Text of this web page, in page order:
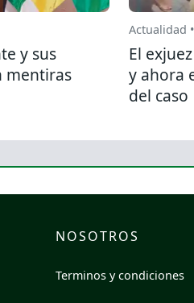
y sus
mentiras
Actualidad
El
y ahora
del caso
NOSOTROS
Terminos y condiciones